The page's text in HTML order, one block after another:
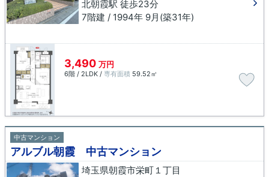
北朝霞駅 徒歩23分
7階建 / 1994年 9月(築31年)
3,490 万円
6階 / 2LDK / 専有面積 59.52㎡
中古マンション
アルブル朝霞 中古マンション
埼玉県朝霞市栄町１丁目